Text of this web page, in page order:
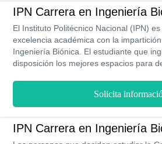
académica para que los estudiantes
complejos y obtengan lo necesario al
profesión. Tiene una duración de 4
modalidad presencial.
IPN Carrera en Ingeniería
El Instituto Politécnico Nacional (IPN)
excelencia académica con la
Ingeniería Biónica. El estudiante que
disposición los mejores espacios para
están sujetos a una obligatoriedad por
Plan de Estudio y la malla curricular
considerado como el mejor de todas las
mexicanas y consta de 10 semestres,
Solicita
IPN Carrera en Ingeniería